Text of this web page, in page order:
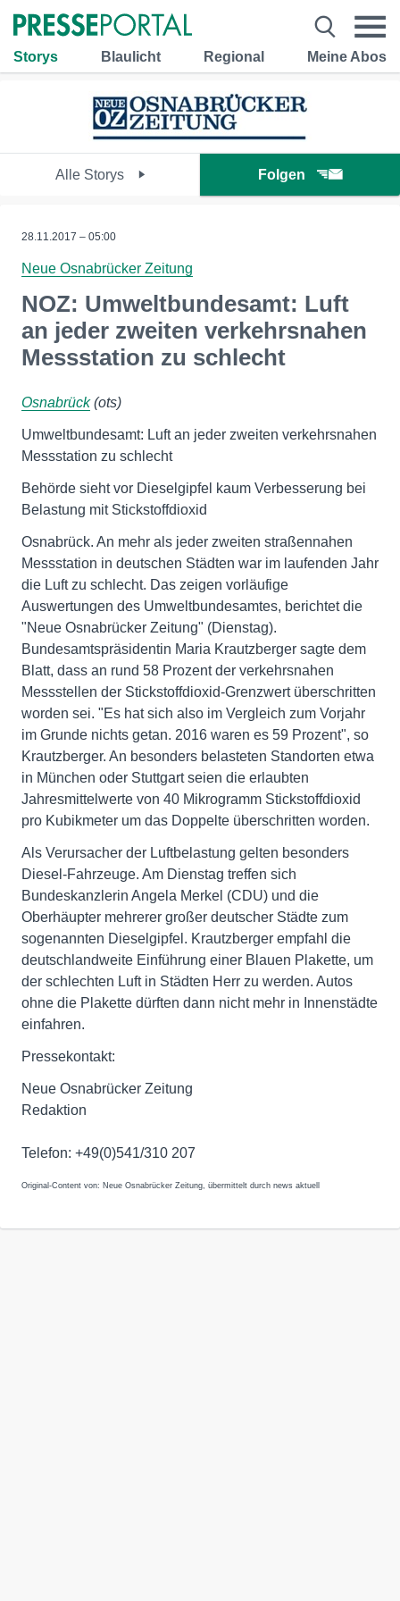
Storys Blaulicht Regional Meine Abos
Alle Storys Folgen
28.11.2017 – 05:00
Neue Osnabrücker Zeitung
NOZ: Umweltbundesamt: Luft
an jeder zweiten verkehrsnahen
Messstation zu schlecht
Osnabrück(ots)
Umweltbundesamt: Luft an jeder zweiten verkehrsnahen
Messstation zu schlecht
Behörde sieht vor Dieselgipfel kaum Verbesserung bei
Belastung mit Stickstoffdioxid
Osnabrück. An mehr als jeder zweiten straßennahen
Messstation in deutschen Städten war im laufenden Jahr
die Luft zu schlecht. Das zeigen vorläufige
Auswertungen des Umweltbundesamtes, berichtet die
"Neue Osnabrücker Zeitung" (Dienstag).
Bundesamtspräsidentin Maria Krautzberger sagte dem
Blatt, dass an rund 58 Prozent der verkehrsnahen
Messstellen der Stickstoffdioxid-Grenzwert überschritten
worden sei. "Es hat sich also im Vergleich zum Vorjahr
im Grunde nichts getan. 2016 waren es 59 Prozent", so
Krautzberger. An besonders belasteten Standorten etwa
in München oder Stuttgart seien die erlaubten
Jahresmittelwerte von 40 Mikrogramm Stickstoffdioxid
pro Kubikmeter um das Doppelte überschritten worden.
Als Verursacher der Luftbelastung gelten besonders
Diesel-Fahrzeuge. Am Dienstag treffen sich
Bundeskanzlerin Angela Merkel (CDU) und die
Oberhäupter mehrerer großer deutscher Städte zum
sogenannten Dieselgipfel. Krautzberger empfahl die
deutschlandweite Einführung einer Blauen Plakette, um
der schlechten Luft in Städten Herr zu werden. Autos
ohne die Plakette dürften dann nicht mehr in Innenstädte
einfahren.
Pressekontakt:
Neue Osnabrücker Zeitung
Redaktion
Telefon: +49(0)541/310 207
Original-Content von: Neue Osnabrücker Zeitung, übermittelt durch news aktuell